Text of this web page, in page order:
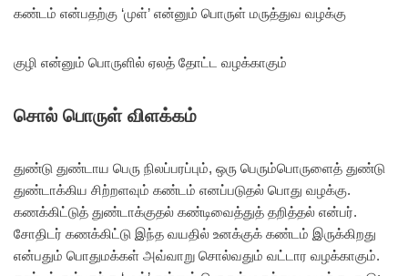
கண்டம் என்பதற்கு ‘முள்’ என்னும் பொருள் மருத்துவ வழக்கு
குழி என்னும் பொருளில் ஏலத் தோட்ட வழக்காகும்
சொல் பொருள் விளக்கம்
துண்டு துண்டாய பெரு நிலப்பரப்பும், ஒரு பெரும்பொருளைத் துண்டு
துண்டாக்கிய சிற்றளவும் கண்டம் எனப்படுதல் பொது வழக்கு.
கணக்கிட்டுத் துண்டாக்குதல் கண்டிவைத்துத் தறித்தல் என்பர்.
சோதிடர் கணக்கிட்டு இந்த வயதில் உனக்குக் கண்டம் இருக்கிறது
என்பதும் பொதுமக்கள் அவ்வாறு சொல்வதும் வட்டார வழக்காகும்.